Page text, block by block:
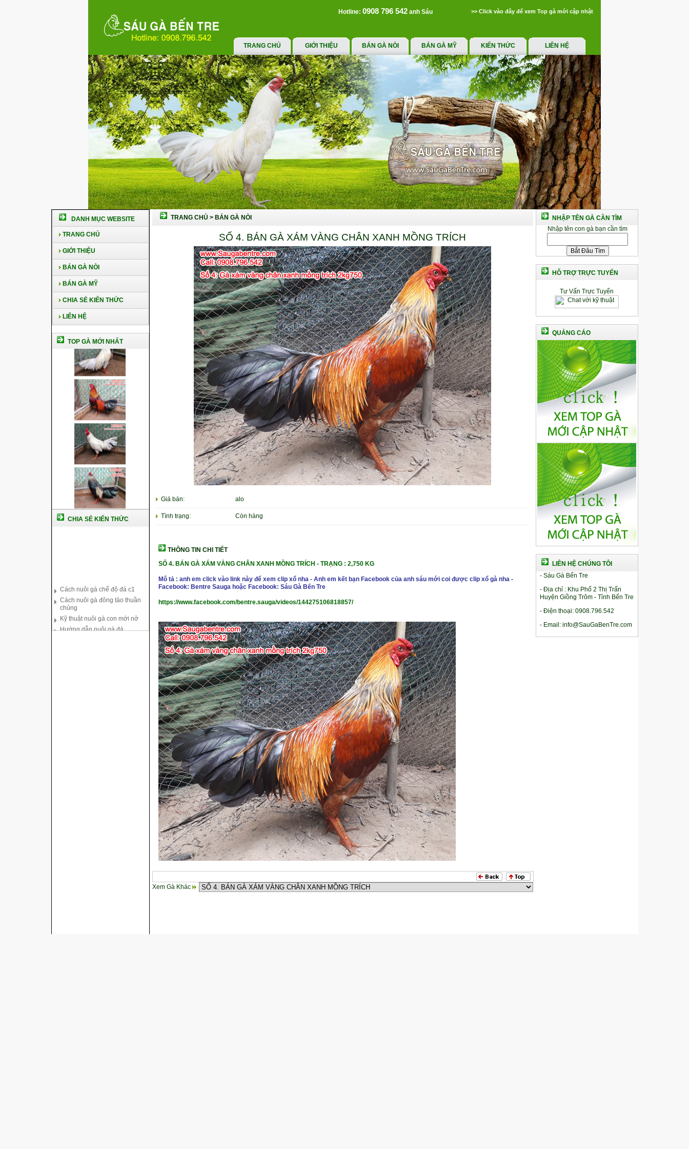
Hotline: 0908 796 542 anh Sáu >> Click vào đây để xem Top gà mới cập nhật
TRANG CHỦ GIỚI THIỆU BÁN GÀ NÒI BÁN GÀ MỸ KIẾN THỨC LIÊN HỆ
DANH MỤC WEBSITE
TRANG CHỦ
GIỚI THIỆU
BÁN GÀ NÒI
BÁN GÀ MỸ
CHIA SẺ KIẾN THỨC
LIÊN HỆ
TOP GÀ MỚI NHẤT
CHIA SẺ KIẾN THỨC
Cách nuôi gà đông tảo thuần
chủng
Kỹ thuật nuôi gà con mới nở
Hướng dẫn nuôi gà đá
Tại sao bạn cần biết cách nuôi
TRANG CHỦ > BÁN GÀ NÒI
SỐ 4. BÁN GÀ XÁM VÀNG CHÂN XANH MỒNG TRÍCH
Giá bán: alo
Tình trạng: Còn hàng
THÔNG TIN CHI TIẾT
SỐ 4. BÁN GÀ XÁM VÀNG CHÂN XANH MỒNG TRÍCH - TRẠNG : 2,750 KG
Mô tả : anh em click vào link này để xem clip xổ nha - Anh em kết bạn Facebook của anh sáu mới coi được clip xổ gà nha -
Facebook: Bentre Sauga hoặc Facebook: Sáu Gà Bến Tre
https://www.facebook.com/bentre.sauga/videos/144275106818857/
Xem Gà Khác
NHẬP TÊN GÀ CẦN TÌM
Nhập tên con gà bạn cần tìm
HỖ TRỢ TRỰC TUYẾN
Tư Vấn Trực Tuyến
QUẢNG CÁO
LIÊN HỆ CHÚNG TÔI
- Sáu Gà Bến Tre
- Địa chỉ : Khu Phố 2 Thị Trấn
Huyện Giồng Trôm - Tỉnh Bến Tre
- Điện thoại: 0908.796.542
- Email: info@SauGaBenTre.com